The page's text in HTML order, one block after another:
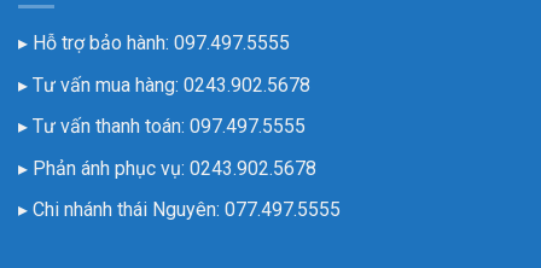
▸ Hỗ trợ bảo hành: 097.497.5555
▸ Tư vấn mua hàng: 0243.902.5678
▸ Tư vấn thanh toán: 097.497.5555
▸ Phản ánh phục vụ: 0243.902.5678
▸ Chi nhánh thái Nguyên: 077.497.5555